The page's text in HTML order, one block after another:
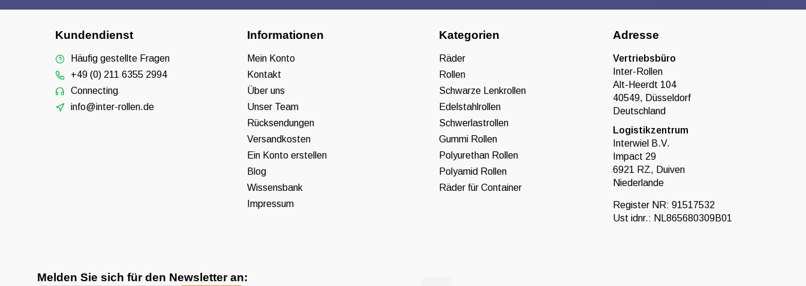
Kundendienst
Häufig gestellte Fragen
+49 (0) 211 6355 2994
Connecting
info@inter-rollen.de
Informationen
Mein Konto
Kontakt
Über uns
Unser Team
Rücksendungen
Versandkosten
Ein Konto erstellen
Blog
Wissensbank
Impressum
Kategorien
Räder
Rollen
Schwarze Lenkrollen
Edelstahlrollen
Schwerlastrollen
Gummi Rollen
Polyurethan Rollen
Polyamid Rollen
Räder für Container
Adresse
Vertriebsbüro
Inter-Rollen
Alt-Heerdt 104
40549, Düsseldorf
Deutschland
Logistikzentrum
Interwiel B.V.
Impact 29
6921 RZ, Duiven
Niederlande
Register NR: 91517532
Ust idnr.: NL865680309B01
Melden Sie sich für den Newsletter an: